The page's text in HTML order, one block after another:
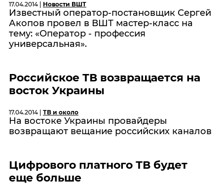
17.04.2014 | Новости ВШТ
Известный оператор-постановщик Сергей
Акопов провел в ВШТ мастер-класс на
тему: «Оператор - профессия
универсальная».
Российское ТВ возвращается на
восток Украины
17.04.2014 | ТВ и около
На востоке Украины провайдеры
возвращают вещание российских каналов
Цифрового платного ТВ будет
еще больше